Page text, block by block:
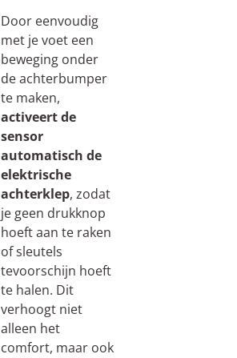
Door eenvoudig
met je voet een
beweging onder
de achterbumper
te maken,
activeert de
sensor
automatisch de
elektrische
achterklep, zodat
je geen drukknop
hoeft aan te raken
of sleutels
tevoorschijn hoeft
te halen. Dit
verhoogt niet
alleen het
comfort, maar ook